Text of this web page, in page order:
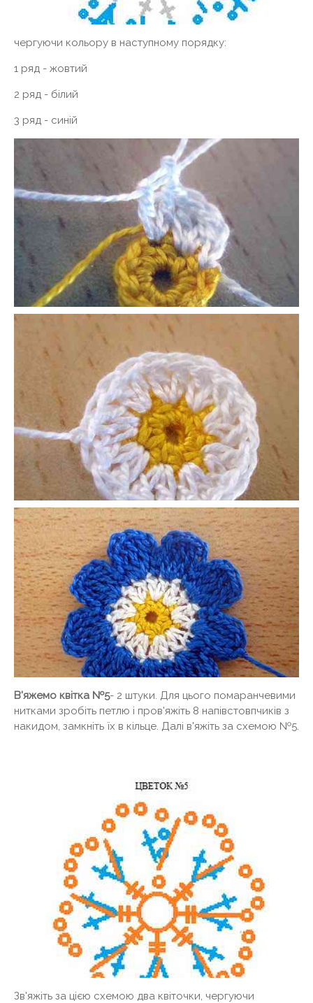
чергуючи кольору в наступному порядку:
1 ряд - жовтий
2 ряд - білий
3 ряд - синій
В'яжемо квітка №5- 2 штуки. Для цього помаранчевими
нитками зробіть петлю і пров'яжіть 8 напівстовпчиків з
накидом, замкніть їх в кільце. Далі в'яжіть за схемою №5.
Зв'яжіть за цією схемою два квіточки, чергуючи